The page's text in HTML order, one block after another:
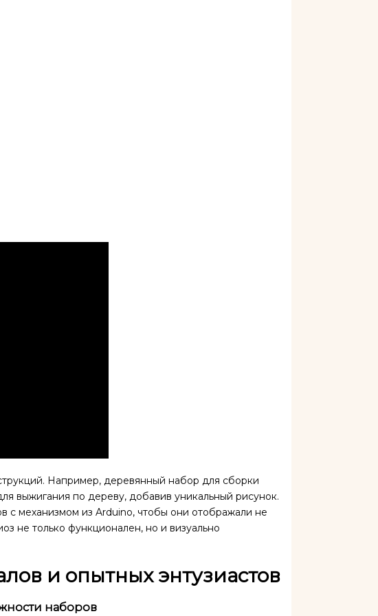
Например, деревянный набор для сборки
выжигания по дереву, добавив уникальный рисунок.
с механизмом из Arduino, чтобы они отображали не
не только функционален, но и визуально
и опытных энтузиастов
наборов